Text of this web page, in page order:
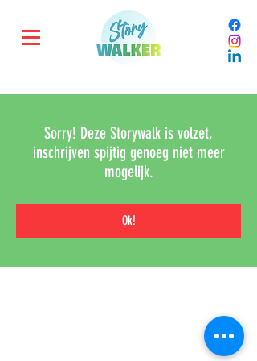
Sorry! Deze Storywalk is volzet,
inschrijven spijtig genoeg niet meer
mogelijk.
Ok!